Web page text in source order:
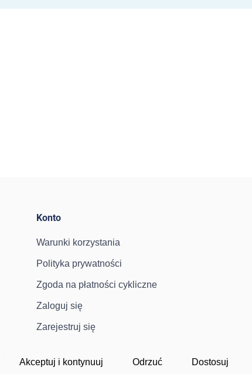
Konto
Warunki korzystania
Polityka prywatności
Zgoda na płatności cykliczne
Zaloguj się
Zarejestruj się
Akceptuj i kontynuuj Odrzuć Dostosuj